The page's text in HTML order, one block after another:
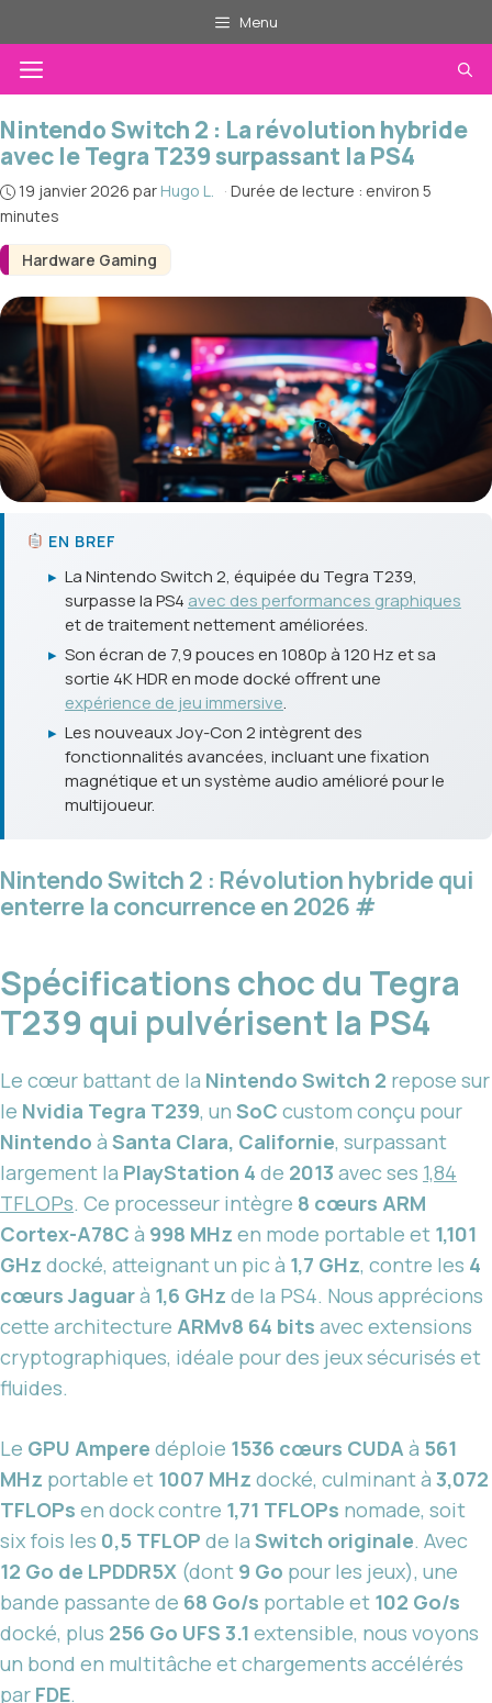
au
contenu
Menu
Menu
Hardware Gaming
Nintendo Switch 2 : La révolution hybride
avec le Tegra T239 surpassant la PS4
19 janvier 2026 par Hugo L. · Durée de lecture : environ 5
minutes
EN BREF
▸ La Nintendo Switch 2, équipée du Tegra T239,
surpasse la PS4 avec des performances graphiques
et de traitement nettement améliorées.
▸ Son écran de 7,9 pouces en 1080p à 120 Hz et sa
sortie 4K HDR en mode docké offrent une
expérience de jeu immersive.
▸ Les nouveaux Joy-Con 2 intègrent des
fonctionnalités avancées, incluant une fixation
magnétique et un système audio amélioré pour le
multijoueur.
Nintendo Switch 2 : Révolution hybride qui
enterre la concurrence en 2026 #
Spécifications choc du Tegra
T239 qui pulvérisent la PS4
Le cœur battant de la Nintendo Switch 2 repose sur
le Nvidia Tegra T239, un SoC custom conçu pour
Nintendo à Santa Clara, Californie, surpassant
largement la PlayStation 4 de 2013 avec ses 1,84
TFLOPs. Ce processeur intègre 8 cœurs ARM
Cortex-A78C à 998 MHz en mode portable et 1,101
GHz docké, atteignant un pic à 1,7 GHz, contre les 4
cœurs Jaguarà 1,6 GHz de la PS4. Nous apprécions
cette architecture ARMv8 64 bits avec extensions
cryptographiques, idéale pour des jeux sécurisés et
fluides.
Le GPU Ampere déploie 1536 cœurs CUDA à 561
MHz portable et 1007 MHz docké, culminant à 3,072
TFLOPs en dock contre 1,71 TFLOPs nomade, soit
six fois les 0,5 TFLOP de la Switch originale. Avec
12 Go de LPDDR5X (dont 9 Go pour les jeux), une
bande passante de 68 Go/s portable et 102 Go/s
docké, plus 256 Go UFS 3.1 extensible, nous voyons
un bond en multitâche et chargements accélérés
par FDE.